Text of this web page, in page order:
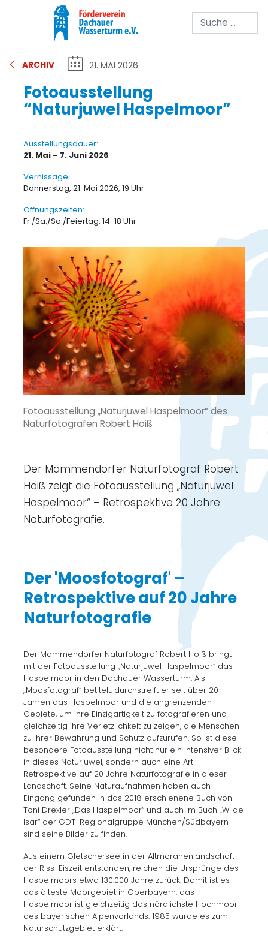
Suchen
ARCHIV 21. MAI 2026
Fotoausstellung
“Naturjuwel Haspelmoor”
Ausstellungsdauer:
21. Mai – 7. Juni 2026
Vernissage:
Donnerstag, 21. Mai 2026, 19 Uhr
Öffnungszeiten:
Fr./Sa./So./Feiertag: 14-18 Uhr
Fotoausstellung „Naturjuwel Haspelmoor“ des
Naturfotografen Robert Hoiß
Der Mammendorfer Naturfotograf Robert
Hoiß zeigt die Fotoausstellung „Naturjuwel
Haspelmoor“ – Retrospektive 20 Jahre
Naturfotografie.
Der 'Moosfotograf' –
Retrospektive auf 20 Jahre
Naturfotografie
Der Mammendorfer Naturfotograf Robert Hoiß bringt
mit der Fotoausstellung „Naturjuwel Haspelmoor“ das
Haspelmoor in den Dachauer Wasserturm. Als
„Moosfotograf“ betitelt, durchstreift er seit über 20
Jahren das Haspelmoor und die angrenzenden
Gebiete, um ihre Einzigartigkeit zu fotografieren und
gleichzeitig ihre Verletzlichkeit zu zeigen, die Menschen
zu ihrer Bewahrung und Schutz aufzurufen. So ist diese
besondere Fotoausstellung nicht nur ein intensiver Blick
in dieses Naturjuwel, sondern auch eine Art
Retrospektive auf 20 Jahre Naturfotografie in dieser
Landschaft. Seine Naturaufnahmen haben auch
Eingang gefunden in das 2018 erschienene Buch von
Toni Drexler „Das Haspelmoor“ und auch im Buch „Wilde
Isar“ der GDT-Regionalgruppe München/Südbayern
sind seine Bilder zu finden.
Aus einem Gletschersee in der Altmoränenlandschaft
der Riss-Eiszeit entstanden, reichen die Ursprünge des
Haspelmoors etwa 130.000 Jahre zurück. Damit ist es
das älteste Moorgebiet in Oberbayern, das
Haspelmoor ist gleichzeitig das nördlichste Hochmoor
des bayerischen Alpenvorlands. 1985 wurde es zum
Naturschutzgebiet erklärt.